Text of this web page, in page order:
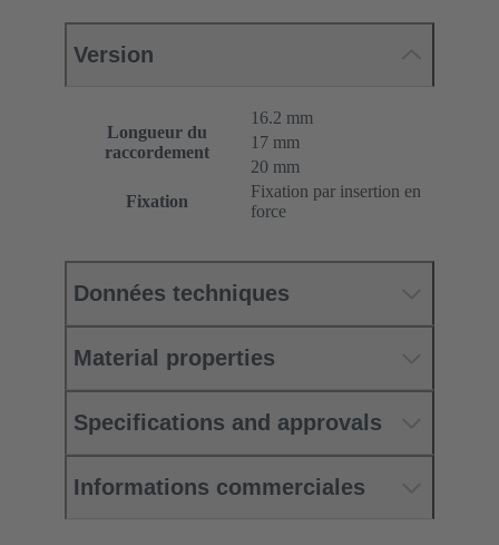
Version
Longueur du
raccordement
16.2 mm
17 mm
20 mm
Fixation
Fixation par insertion en
force
Données techniques
Material properties
Specifications and approvals
Informations commerciales